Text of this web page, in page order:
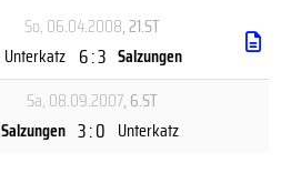
So, 06.04.2008, 21.ST
Unterkatz 6 : 3 Salzungen
Sa, 08.09.2007, 6.ST
Salzungen 3 : 0 Unterkatz